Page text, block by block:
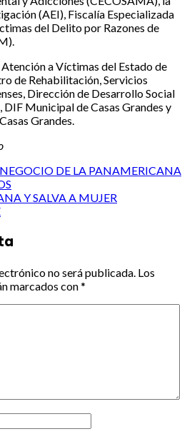
(AEI), Fiscalía Especializada
del Delito por Razones de
a Víctimas del Estado de
de Rehabilitación, Servicios
Dirección de Desarrollo Social
DIF Municipal de Casas Grandes y
Grandes.
DE LA PANAMERICANA
Y SALVA A MUJER
no será publicada. Los
marcados con*